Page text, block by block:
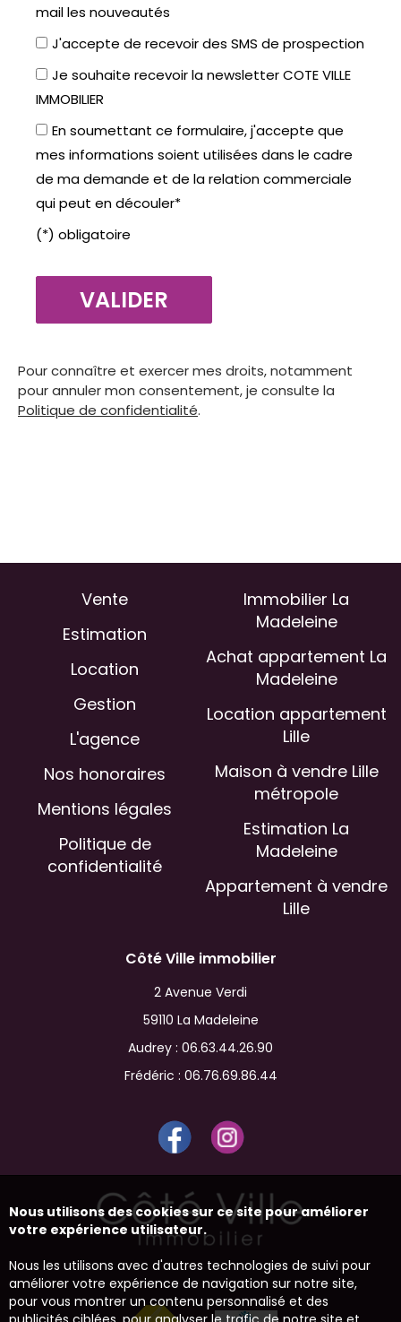
mail les nouveautés
J'accepte de recevoir des SMS de prospection
Je souhaite recevoir la newsletter COTE VILLE
IMMOBILIER
En soumettant ce formulaire, j'accepte que
mes informations soient utilisées dans le cadre
de ma demande et de la relation commerciale
qui peut en découler*
(*) obligatoire
Pour connaître et exercer mes droits, notamment
pour annuler mon consentement, je consulte la
Politique de confidentialité.
Vente
Estimation
Location
Gestion
L'agence
Nos honoraires
Mentions légales
Politique de
confidentialité
Immobilier La
Madeleine
Achat appartement La
Madeleine
Location appartement
Lille
Maison à vendre Lille
métropole
Estimation La
Madeleine
Appartement à vendre
Lille
Côté Ville immobilier
2 Avenue Verdi
59110 La Madeleine
Audrey : 06.63.44.26.90
Frédéric : 06.76.69.86.44
Nous utilisons des cookies sur ce site pour améliorer
votre expérience utilisateur.
Nous les utilisons avec d'autres technologies de suivi pour
améliorer votre expérience de navigation sur notre site,
pour vous montrer un contenu personnalisé et des